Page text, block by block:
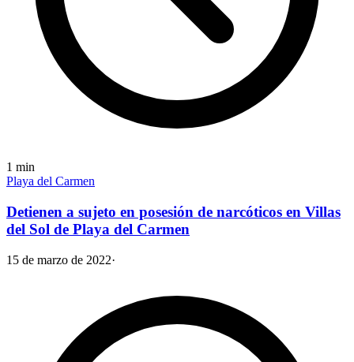
1 min
Playa del Carmen
Detienen a sujeto en posesión de narcóticos en Villas
del Sol de Playa del Carmen
15 de marzo de 2022·